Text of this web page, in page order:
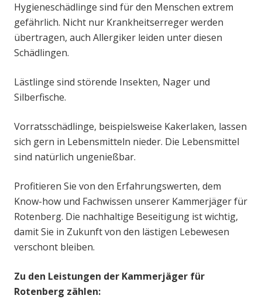
Hygieneschädlinge sind für den Menschen extrem
gefährlich. Nicht nur Krankheitserreger werden
übertragen, auch Allergiker leiden unter diesen
Schädlingen.
Lästlinge sind störende Insekten, Nager und
Silberfische.
Vorratsschädlinge, beispielsweise Kakerlaken, lassen
sich gern in Lebensmitteln nieder. Die Lebensmittel
sind natürlich ungenießbar.
Profitieren Sie von den Erfahrungswerten, dem
Know-how und Fachwissen unserer Kammerjäger für
Rotenberg. Die nachhaltige Beseitigung ist wichtig,
damit Sie in Zukunft von den lästigen Lebewesen
verschont bleiben.
Zu den Leistungen der Kammerjäger für
Rotenberg zählen: